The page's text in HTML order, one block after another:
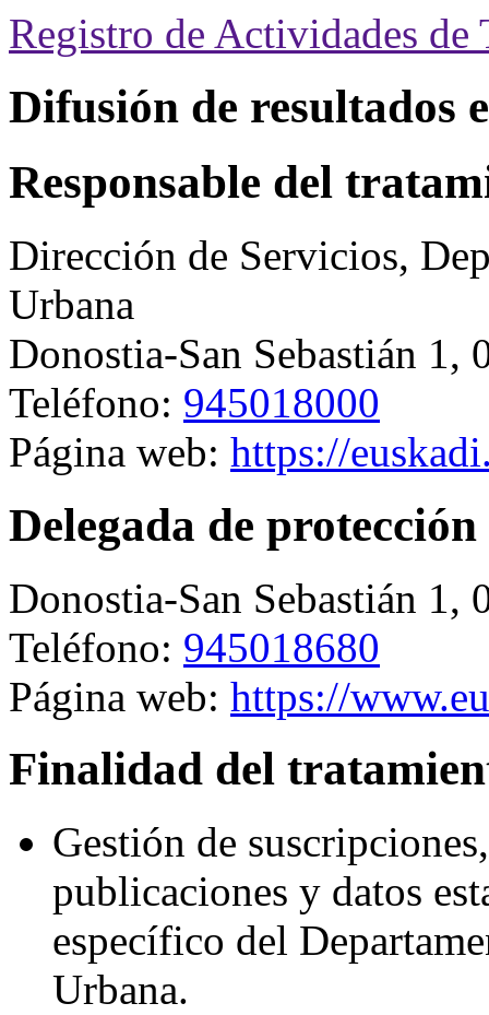
Registro de Actividades de
Difusión de resultados
Responsable del
Dirección de Servicios,
Urbana
Donostia-San Sebastián 1,
Teléfono: 945018000
Página web: https://
Delegada de protección
Donostia-San Sebastián 1 ,
Teléfono: 945018680
Página web: https://
Finalidad del
Gestión de
publicaciones y datos
específico del
Urbana.